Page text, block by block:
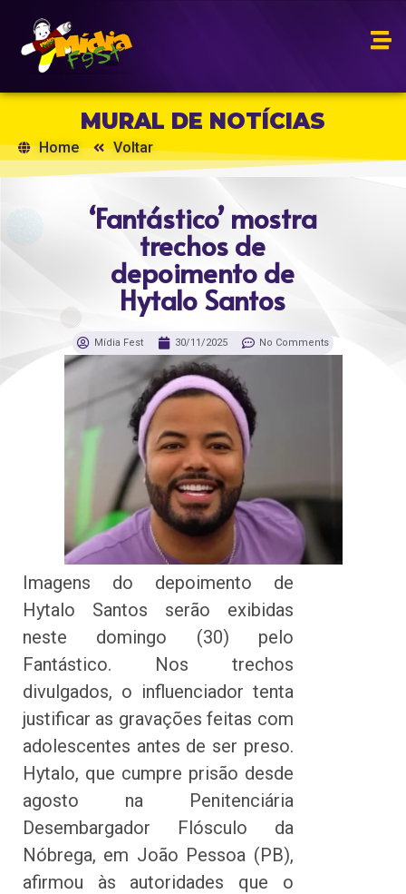
MURAL DE NOTÍCIAS
Home Voltar
‘Fantástico’ mostra
trechos de
depoimento de
Hytalo Santos
Mídia Fest 30/11/2025 No Comments
Imagens do depoimento de
Hytalo Santos serão exibidas
neste domingo (30) pelo
Fantástico. Nos trechos
divulgados, o influenciador tenta
justificar as gravações feitas com
adolescentes antes de ser preso.
Hytalo, que cumpre prisão desde
agosto na Penitenciária
Desembargador Flósculo da
Nóbrega, em João Pessoa (PB),
afirmou às autoridades que o